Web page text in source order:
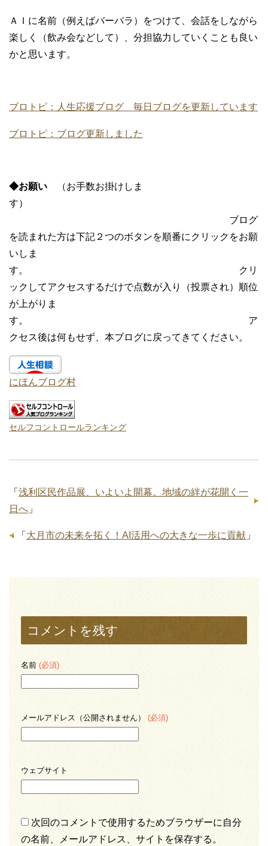
ＡＩに名前（例えばバーバラ）をつけて、会話をしながら
楽しく（飲み会などして）、分担協力していくことも良い
かと思います。
ブロトピ：人生応援ブログ 毎日ブログを更新しています
ブロトピ：ブログ更新しました
◆お願い （お手数お掛けしま
す）
ブログ
を読まれた方は下記２つのボタンを順番にクリックをお願
いしま
す。 クリ
ックしてアクセスするだけで点数が入り（投票され）順位
が上がりま
す。 ア
クセス後は何もせず、本ブログに戻ってきてください。
にほんブログ村
セルフコントロールランキング
「 浅利区民作品展、いよいよ開幕。地域の絆が花開く一
日へ 」
「 大月市の未来を拓く！AI活用への大きな一歩に貢献 」
コメントを残す
名前 (必須)
メールアドレス（公開されません） (必須)
ウェブサイト
次回のコメントで使用するためブラウザーに自分
の名前、メールアドレス、サイトを保存する。